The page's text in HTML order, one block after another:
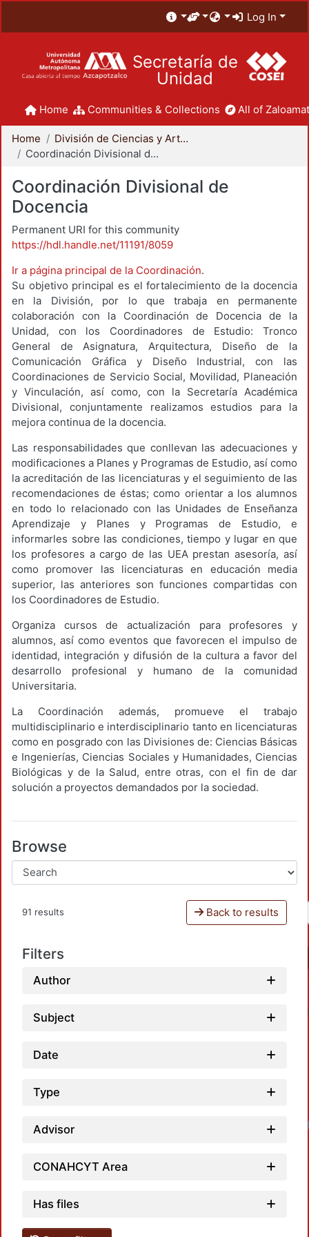
Log In
Secretaría de
Unidad
Home Communities & Collections All of
Home
División de Ciencias y Artes para el Diseño
Coordinación Divisional de Docencia
Coordinación Divisional de
Docencia
Permanent URI for this community
https://hdl.handle.net/11191/8059
Ir a página principal de la Coordinación.
Su objetivo principal es el fortalecimiento de la docencia
en la División, por lo que trabaja en permanente
colaboración con la Coordinación de Docencia de la
Unidad, con los Coordinadores de Estudio: Tronco
General de Asignatura, Arquitectura, Diseño de la
Comunicación Gráfica y Diseño Industrial, con las
Coordinaciones de Servicio Social, Movilidad, Planeación
y Vinculación, así como, con la Secretaría Académica
Divisional, conjuntamente realizamos estudios para la
mejora continua de la docencia.
Las responsabilidades que conllevan las adecuaciones y
modificaciones a Planes y Programas de Estudio, así como
la acreditación de las licenciaturas y el seguimiento de las
recomendaciones de éstas; como orientar a los alumnos
en todo lo relacionado con las Unidades de Enseñanza
Aprendizaje y Planes y Programas de Estudio, e
informarles sobre las condiciones, tiempo y lugar en que
los profesores a cargo de las UEA prestan asesoría, así
como promover las licenciaturas en educación media
superior, las anteriores son funciones compartidas con
los Coordinadores de Estudio.
Organiza cursos de actualización para profesores y
alumnos, así como eventos que favorecen el impulso de
identidad, integración y difusión de la cultura a favor del
desarrollo profesional y humano de la comunidad
Universitaria.
La Coordinación además, promueve el trabajo
multidisciplinario e interdisciplinario tanto en licenciaturas
como en posgrado con las Divisiones de: Ciencias Básicas
e Ingenierías, Ciencias Sociales y Humanidades, Ciencias
Biológicas y de la Salud, entre otras, con el fin de dar
solución a proyectos demandados por la sociedad.
Browse
91 results Back to results
Filters
Author
Subject
Date
Type
Advisor
CONAHCYT Area
Has files